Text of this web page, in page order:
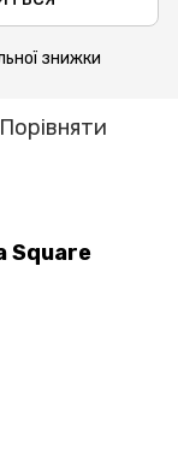
знижки
Порівняти
Square